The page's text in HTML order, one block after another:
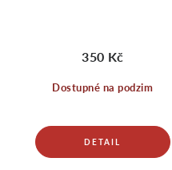
Dostupné na podzim
350 Kč